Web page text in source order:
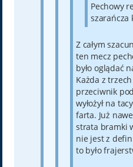
Pechowy
szarańcza
Z całym
ten mecz
było oglądać
Każda z
przeciwnik
wyłożył na
farta. Już
strata bramki
nie jest z
to było